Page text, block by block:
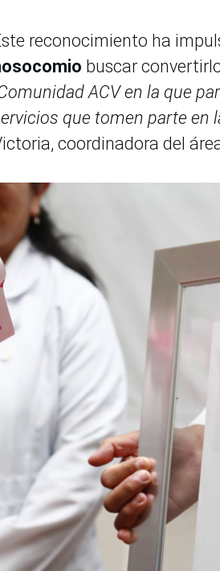
reconocimiento ha
buscar
ACV en la que
que tomen parte en
coordinadora del